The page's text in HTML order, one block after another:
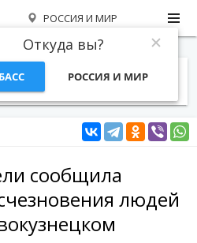
РОССИЯ И МИР
Откуда вы?
РОССИЯ И МИР
ТЕМЫ ФОТО
сообщила
людей